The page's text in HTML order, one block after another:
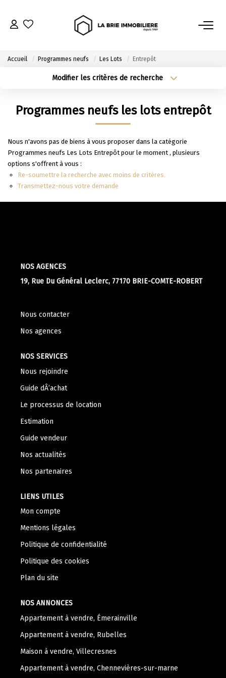
Nos Biens À L’achat
Notre Guide D’achat
VENDRE
Estimer Mon Bien
Le Mandat Premium
Notre Guide Du Vendeur
Le Processus De Location
Mettre Mon Bien En Location
Notre Équipe
Accueil Programmes neufs Les Lots Entrepôt
Modifier les critères de recherche
Sélectionnez...
Type de bien
Budget max Plus de critères
Programmes neufs les lots entrepôt
Nous n'avons pas de biens à vous proposer dans la catégorie
Programmes neufs Les Lots Entrepôt pour le moment , plusieurs
options s'offrent à vous :
Re-soumettre la recherche avec moins de critères.
Transmettez-nous votre demande
NOS AGENCES
19, Rue Du Général Leclerc, 77170 BRIE-COMTE-ROBERT
Nous contacter
Nos agences
NOS SERVICES
Nous rejoindre
Guide dÂ’achat
Le processus de location
Estimation
Guide vendeur
Nos actualités
Nos partenaires
LIENS UTILES
Mon compte
Mentions légales
Politique de confidentialité
Politique des cookies
Plan du site
NOS ANNONCES
Appartement à vendre, Émerainville
Appartement à vendre, Rubelles
Maison à vendre, Villecresnes
Appartement à vendre, Chennevières-sur-marne